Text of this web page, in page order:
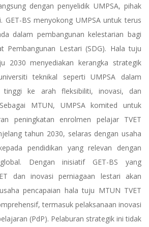
dengan penyelidik UMPSA, pihak
GET-BS menyokong UMPSA untuk terus
dalam pembangunan kelestarian bagi
Pembangunan Lestari (SDG). Hala tuju
2030 menyediakan kerangka strategik
teknikal seperti UMPSA dalam
tinggi ke arah fleksibiliti, inovasi, dan
MTUN, UMPSA komited untuk
peningkatan enrolmen pelajar TVET
tahun 2030, selaras dengan usaha
pendidikan yang relevan dengan
Dengan inisiatif GET-BS yang
dan inovasi perniagaan lestari akan
pencapaian hala tuju MTUN TVET
termasuk pelaksanaan inovasi
(PdP). Pelaburan strategik ini tidak